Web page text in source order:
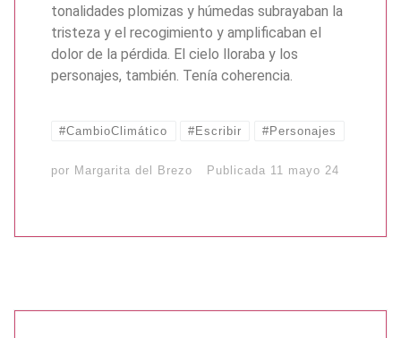
tonalidades plomizas y húmedas subrayaban la
tristeza y el recogimiento y amplificaban el
dolor de la pérdida. El cielo lloraba y los
personajes, también. Tenía coherencia.
#CambioClimático #Escribir #Personajes
por Margarita del Brezo Publicada 11 mayo 24